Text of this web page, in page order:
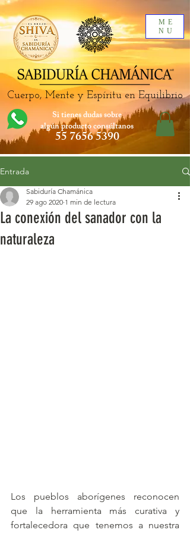
ME
NU
Cuerpo, Mente y Espíritu en Equilibrio
Si tienes dudas sobre
algún productoconsúltanos
55 7656 5390
Entrada
La conexión del sanador con la
naturaleza
Sabiduría Chamánica
29 ago 2020 1 min de lectura
Los pueblos aborígenes reconocen
que la herramienta más curativa y
fortalecedora que tenemos a nuestra